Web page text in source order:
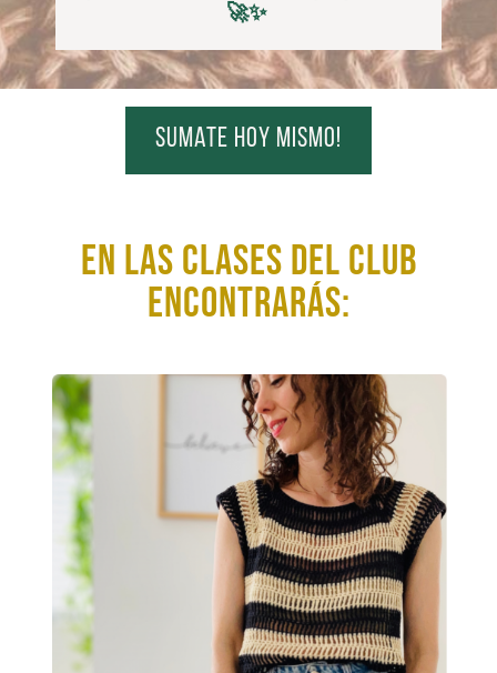
🚀✨
sumate hoy mismo!
En las clases del club
encontrarás: